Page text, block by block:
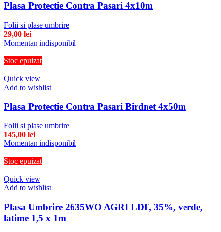
Plasa Protectie Contra Pasari 4x10m
Folii si plase umbrire
29,00 lei
Momentan indisponibil
Stoc epuizat
Quick view
Add to wishlist
Plasa Protectie Contra Pasari Birdnet 4x50m
Folii si plase umbrire
145,00 lei
Momentan indisponibil
Stoc epuizat
Quick view
Add to wishlist
Plasa Umbrire 2635WO AGRI LDF, 35%, verde,
latime 1,5 x 1m